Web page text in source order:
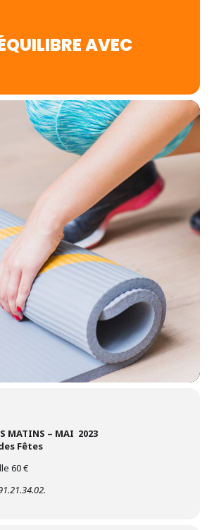
AVEC
MATINS – MAI 2023
Fêtes
60 €